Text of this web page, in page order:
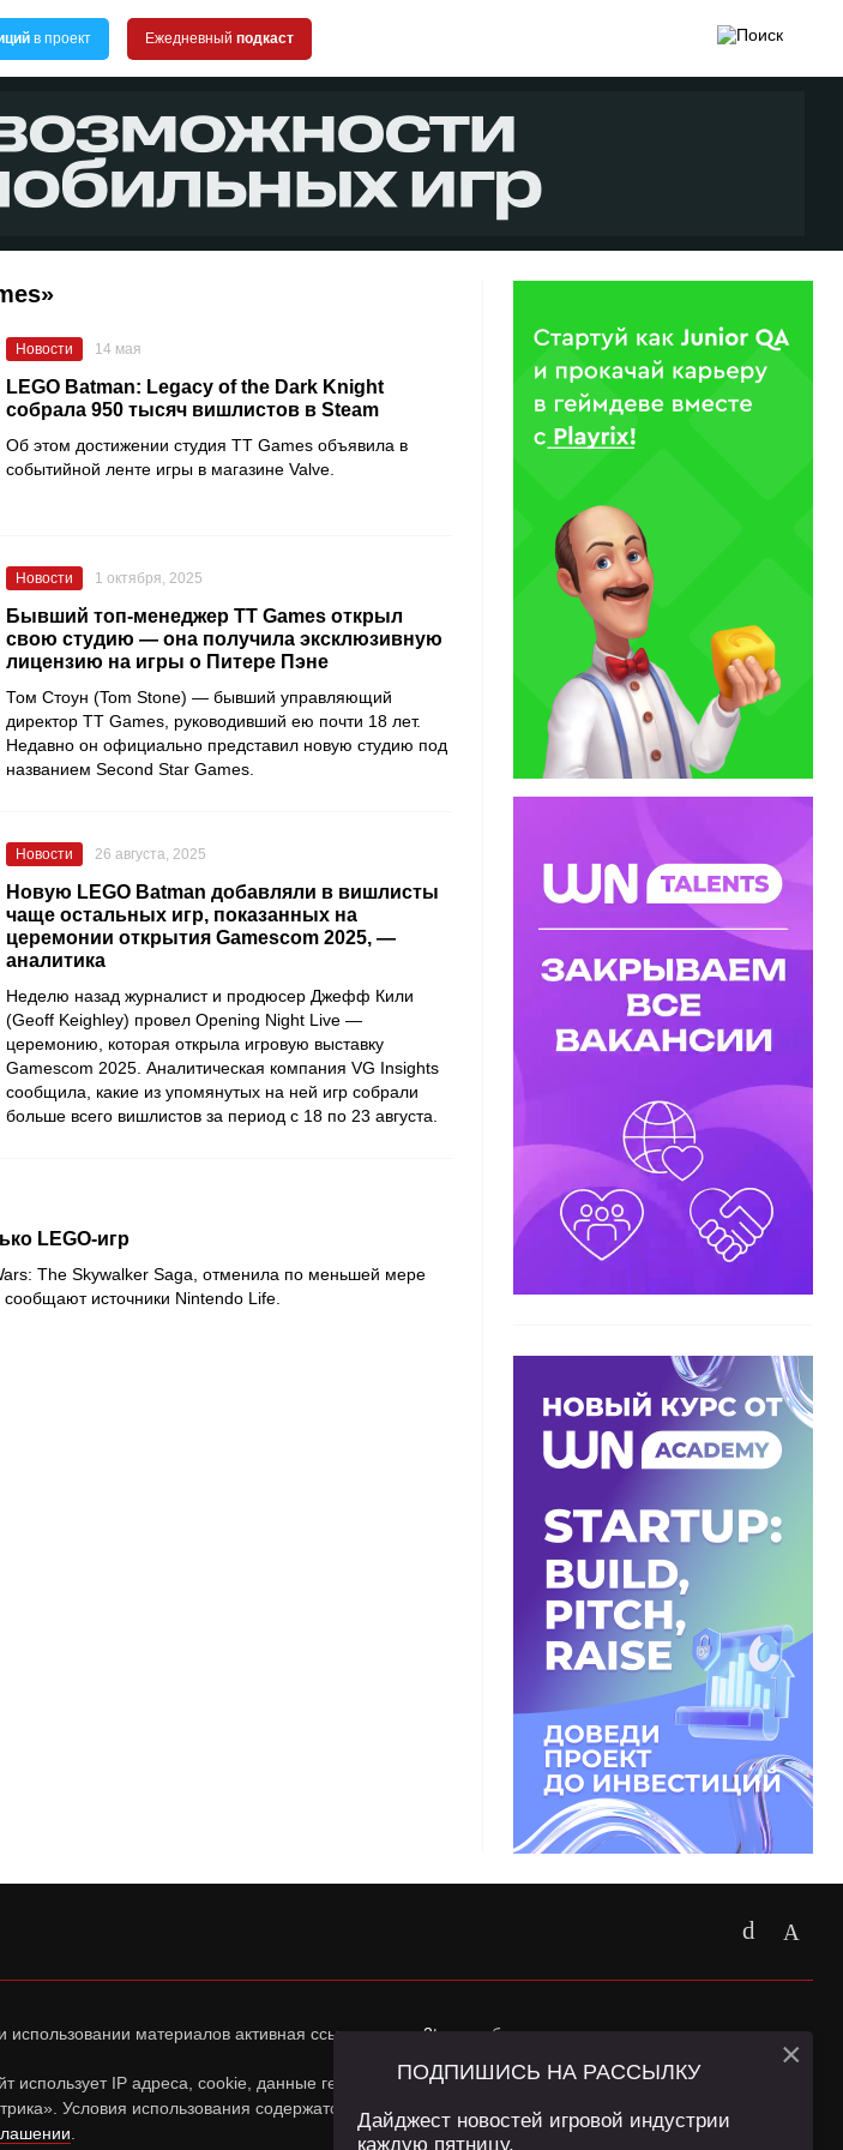
в проект Ежедневный подкаст
Новости 14 мая
LEGO Batman: Legacy of the Dark Knight
собрала 950 тысяч вишлистов в Steam
Об этом достижении студия TT Games объявила в
событийной ленте игры в магазине Valve.
Новости 1 октября, 2025
Бывший топ-менеджер TT Games открыл
свою студию — она получила эксклюзивную
лицензию на игры о Питере Пэне
Том Стоун (Tom Stone) — бывший управляющий
директор TT Games, руководивший ею почти 18 лет.
Недавно он официально представил новую студию под
названием Second Star Games.
Новости 26 августа, 2025
Новую LEGO Batman добавляли в вишлисты
чаще остальных игр, показанных на
церемонии открытия Gamescom 2025, —
аналитика
Неделю назад журналист и продюсер Джефф Кили
(Geoff Keighley) провел Opening Night Live —
церемонию, которая открыла игровую выставку
Gamescom 2025. Аналитическая компания VG Insights
сообщила, какие из упомянутых на ней игр собрали
больше всего вишлистов за период с 18 по 23 августа.
LEGO-игр
The Skywalker Saga , отменила по меньшей мере
источники Nintendo Life
использовании материалов активная ссылка наapp2top.ruобязательна.
использует IP адреса, cookie, данные геолокации Пользователей сайта и сервис «Яндекс
Условия использования содержатся в
Политике конфиденциальностии
ПОДПИШИСЬ НА РАССЫЛКУ
Дайджест новостей игровой индустрии
каждую пятницу.
×